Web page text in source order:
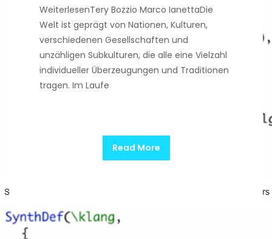
WeiterlesenTery Bozzio Marco IanettaDie
Welt ist geprägt von Nationen, Kulturen,
verschiedenen Gesellschaften und
unzähligen Subkulturen, die alle eine Vielzahl
individueller Überzeugungen und Traditionen
tragen. Im Laufe
Read More